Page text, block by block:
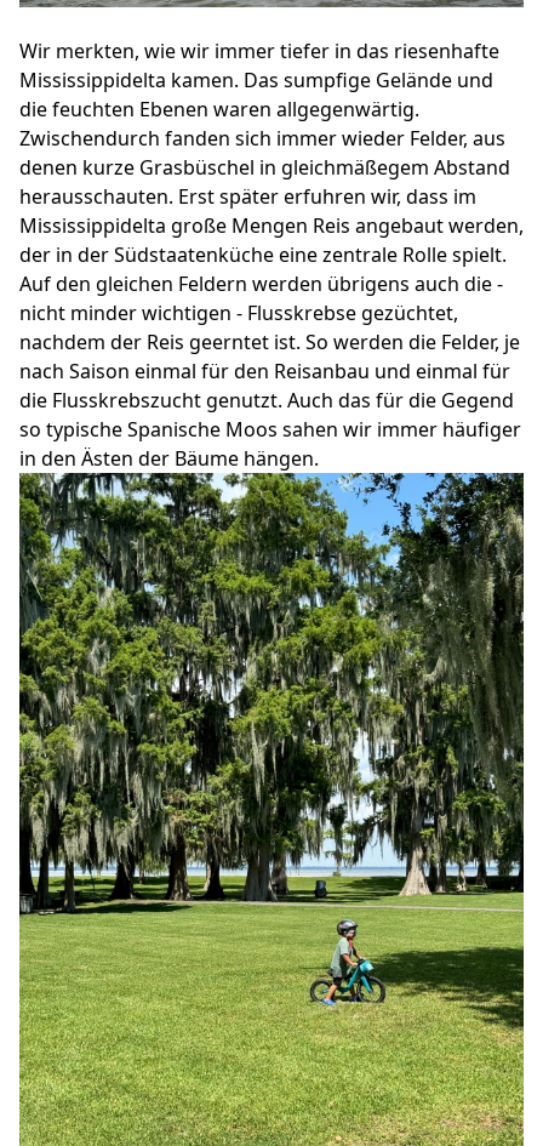
Wir merkten, wie wir immer tiefer in das riesenhafte
Mississippidelta kamen. Das sumpfige Gelände und
die feuchten Ebenen waren allgegenwärtig.
Zwischendurch fanden sich immer wieder Felder, aus
denen kurze Grasbüschel in gleichmäßegem Abstand
herausschauten. Erst später erfuhren wir, dass im
Mississippidelta große Mengen Reis angebaut werden,
der in der Südstaatenküche eine zentrale Rolle spielt.
Auf den gleichen Feldern werden übrigens auch die -
nicht minder wichtigen - Flusskrebse gezüchtet,
nachdem der Reis geerntet ist. So werden die Felder, je
nach Saison einmal für den Reisanbau und einmal für
die Flusskrebszucht genutzt. Auch das für die Gegend
so typische Spanische Moos sahen wir immer häufiger
in den Ästen der Bäume hängen.